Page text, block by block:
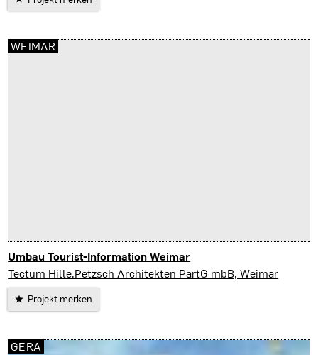
Umbau Tourist-Information Weimar
Weimar
Tectum Hille.Petzsch Architekten PartG mbB, Weimar
Projekt merken
WEIMAR
GERA